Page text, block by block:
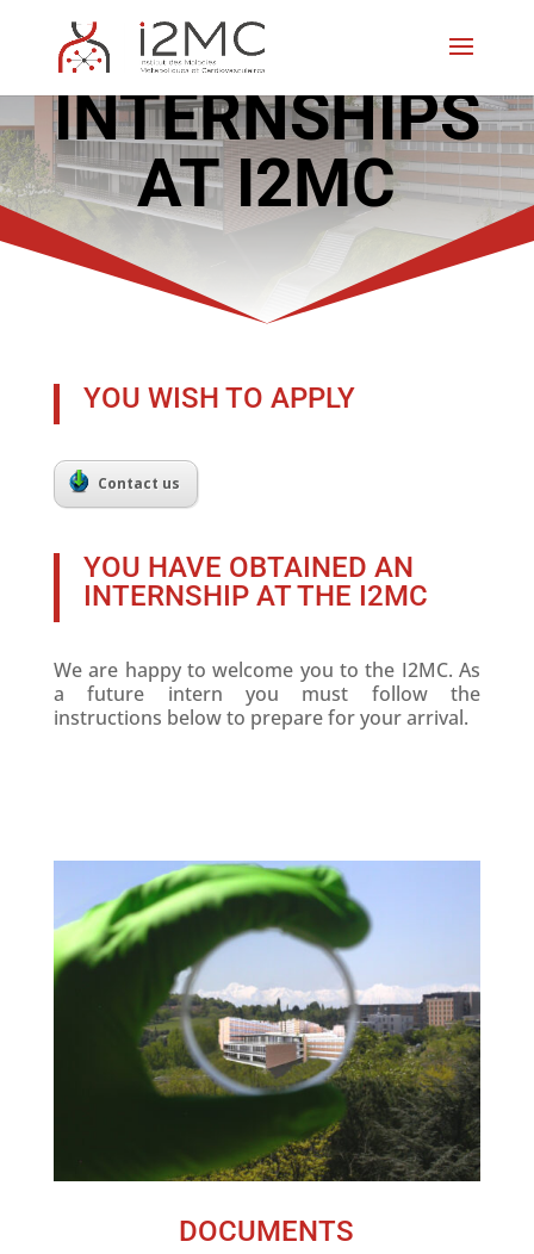
INTERNSHIPS
AT I2MC
YOU WISH TO APPLY
Contact us
YOU HAVE OBTAINED AN
INTERNSHIP AT THE I2MC
We are happy to welcome you to the I2MC. As
a future intern you must follow the
instructions below to prepare for your arrival.
DOCUMENTS